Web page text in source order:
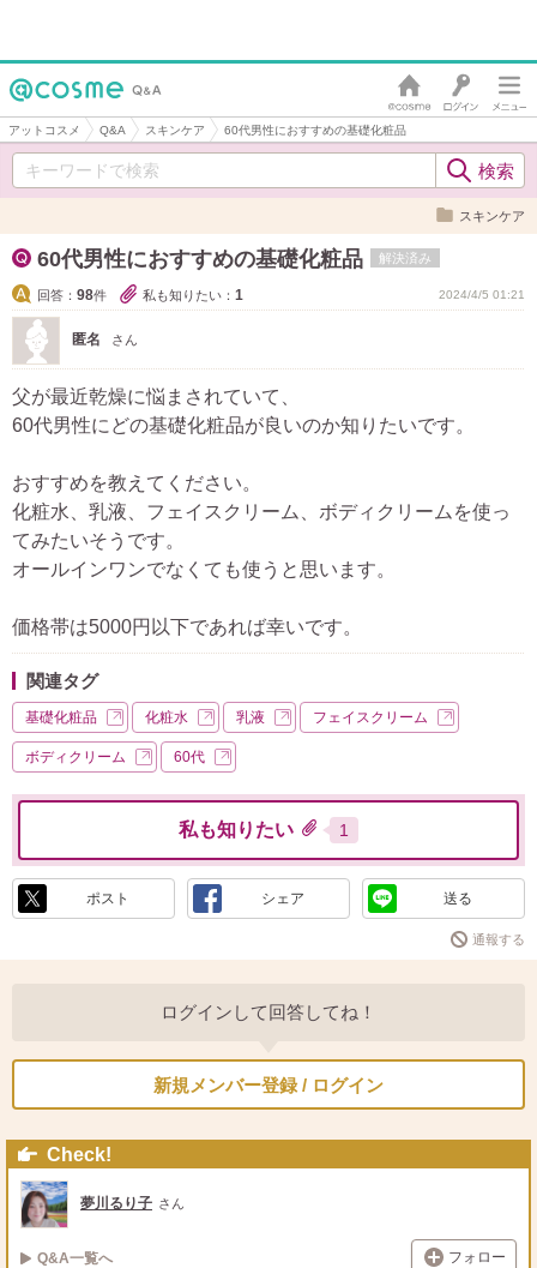
アットコスメ Q&A スキンケア 60代男性におすすめの基礎化粧品
スキンケア
60代男性におすすめの基礎化粧品 解決済み
回答： 98件 私も知りたい： 1 2024/4/5 01:21
匿名 さん
父が最近乾燥に悩まされていて、
60代男性にどの基礎化粧品が良いのか知りたいです。
おすすめを教えてください。
化粧水、乳液、フェイスクリーム、ボディクリームを使っ
てみたいそうです。
オールインワンでなくても使うと思います。
価格帯は5000円以下であれば幸いです。
関連タグ
基礎化粧品 化粧水 乳液 フェイスクリーム
ボディクリーム 60代
私も知りたい 1
ポスト シェア 送る
通報する
ログインして回答してね！
新規メンバー登録 / ログイン
Check!
夢川るり子 さん
Q&A一覧へ フォロー